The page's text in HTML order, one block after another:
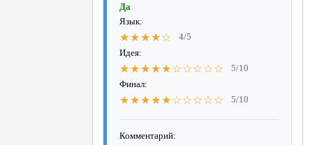
Да
Язык:
★★★★☆
4/5
Идея:
★★★★★☆☆☆☆☆
5/10
Финал:
★★★★★☆☆☆☆☆ 5/10
Комментарий: